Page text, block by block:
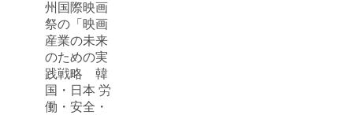
州国際映画
祭の「映画
産業の未来
のための実
践戦略 韓
国・日本 労
働・安全・